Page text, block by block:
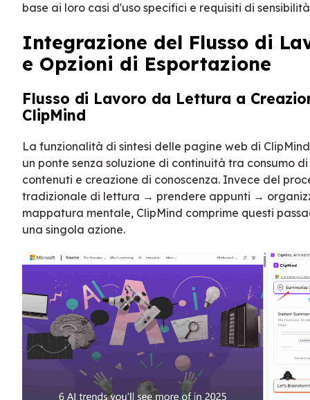
base ai loro casi d'uso specifici e requisiti di
Integrazione del Flusso di
e Opzioni di Esportazione
Flusso di Lavoro da Lettura a
ClipMind
La funzionalità di sintesi delle pagine web di
un ponte senza soluzione di continuità tra consumo di
contenuti e creazione di conoscenza. Invece del
tradizionale di lettura → prendere appunti →
mappatura mentale, ClipMind comprime questi
una singola azione.